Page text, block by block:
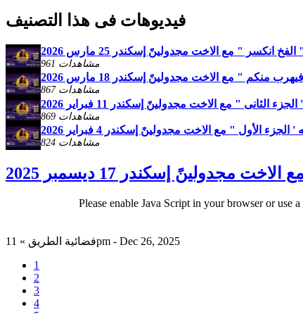
فيديوهات فى هذا التصنيف
انكسر " مع الاخت مجدولينً إسكندر 25 مارس 2026
961 مشاهدات
منكم " مع الاخت مجدولينً إسكندر 18 مارس 2026
867 مشاهدات
" مع الاخت مجدولينً إسكندر 11 فبراير 2026
869 مشاهدات
الأول " مع الاخت مجدولينً إسكندر 4 فبراير 2026
824 مشاهدات
إسكندر 17 ديسمبر 2025
Please enable Java Script in your browser or
فضائية الطريق » 11pm - Dec 26, 2025
1
2
3
4